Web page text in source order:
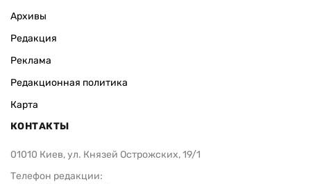
Архивы
Редакция
Реклама
Редакционная политика
Карта
КОНТАКТЫ
01010 Киев, ул. Князей Острожских, 19/1
Телефон редакции: